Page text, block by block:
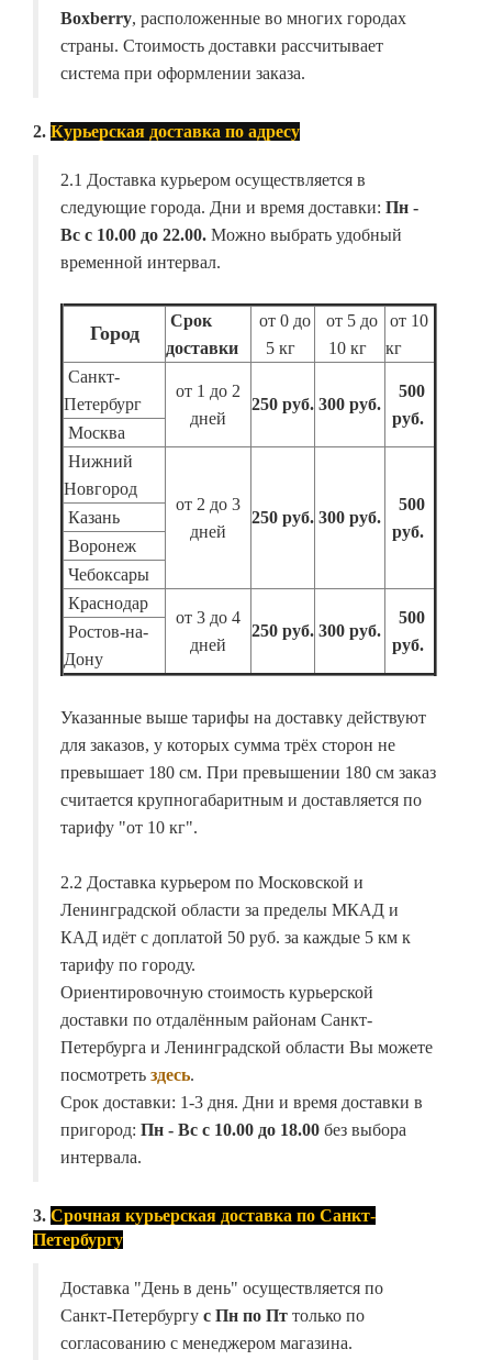
Boxberry, расположенные во многих городах
страны. Стоимость доставки рассчитывает
система при оформлении заказа.
2. Курьерская доставка по адресу
2.1 Доставка курьером осуществляется в
следующие города. Дни и время доставки: Пн -
Вс с 10.00 до 22.00. Можно выбрать удобный
временной интервал.
Город
Срок
доставки
от 0 до
5 кг
от 5 до
10 кг
от 10
кг
Санкт-
Петербург
от 1 до 2
дней
250 руб. 300 руб.
500
руб.
Москва
Нижний
Новгород
от 2 до 3
дней
250 руб. 300 руб.
500
руб.
Казань
Воронеж
Чебоксары
Краснодар
от 3 до 4
дней
250 руб. 300 руб.
500
руб.
Ростов-на-
Дону
Указанные выше тарифы на доставку действуют
для заказов, у которых сумма трёх сторон не
превышает 180 см. При превышении 180 см заказ
считается крупногабаритным и доставляется по
тарифу "от 10 кг".
2.2 Доставка курьером по Московской и
Ленинградской области за пределы МКАД и
КАД идёт с доплатой 50 руб. за каждые 5 км к
тарифу по городу.
Ориентировочную стоимость курьерской
доставки по отдалённым районам Санкт-
Петербурга и Ленинградской области Вы можете
посмотреть здесь.
Срок доставки: 1-3 дня. Дни и время доставки в
пригород: Пн - Вс с 10.00 до 18.00 без выбора
интервала.
3. Срочная курьерская доставка по Санкт-
Петербургу
Доставка "День в день" осуществляется по
Санкт-Петербургу с Пн по Пт только по
согласованию с менеджером магазина.